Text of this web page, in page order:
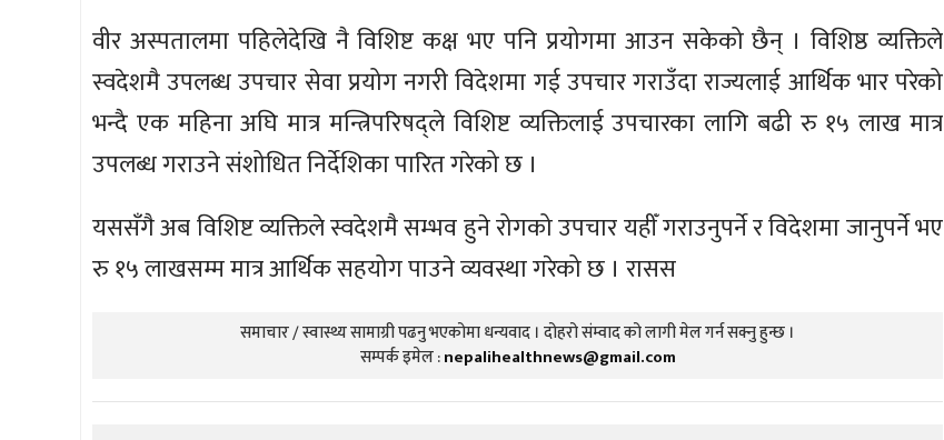
वीर अस्पतालमा पहिलेदेखि नै विशिष्ट कक्ष भए पनि प्रयोगमा आउन सकेको छैन् । विशिष्ठ व्यक्तिले
स्वदेशमै उपलब्ध उपचार सेवा प्रयोग नगरी विदेशमा गई उपचार गराउँदा राज्यलाई आर्थिक भार परेको
भन्दै एक महिना अघि मात्र मन्त्रिपरिषद्ले विशिष्ट व्यक्तिलाई उपचारका लागि बढी रु १५ लाख मात्र
उपलब्ध गराउने संशोधित निर्देशिका पारित गरेको छ ।
यससँगै अब विशिष्ट व्यक्तिले स्वदेशमै सम्भव हुने रोगको उपचार यहीँ गराउनुपर्ने र विदेशमा जानुपर्ने भए
रु १५ लाखसम्म मात्र आर्थिक सहयोग पाउने व्यवस्था गरेको छ । रासस
समाचार / स्वास्थ्य सामाग्री पढनु भएकोमा धन्यवाद । दोहरो संम्वाद को लागी मेल गर्न सक्नु हुन्छ ।
सम्पर्क इमेल :nepalihealthnews@gmail.com